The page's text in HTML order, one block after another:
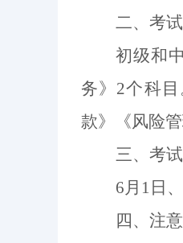
二、考
初级和
务》2个科
款》《风险
三、考
6月1日
四、注